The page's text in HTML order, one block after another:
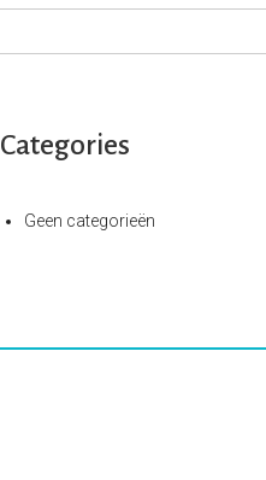
Categories
Geen categorieën